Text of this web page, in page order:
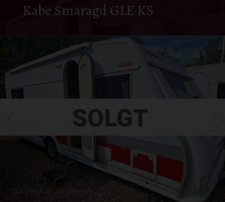
Kabe Smaragd GLE KS